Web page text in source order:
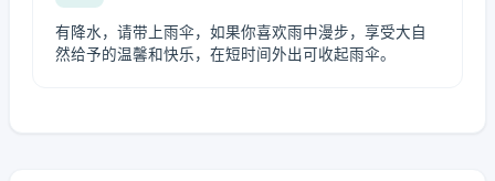
有降水，请带上雨伞，如果你喜欢雨中漫步，享受大自
然给予的温馨和快乐，在短时间外出可收起雨伞。